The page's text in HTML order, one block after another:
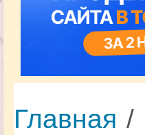
Главная /